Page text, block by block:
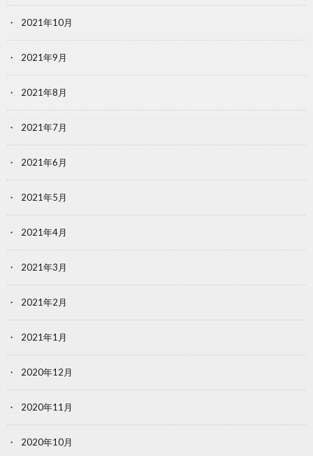
2021年10月
2021年9月
2021年8月
2021年7月
2021年6月
2021年5月
2021年4月
2021年3月
2021年2月
2021年1月
2020年12月
2020年11月
2020年10月